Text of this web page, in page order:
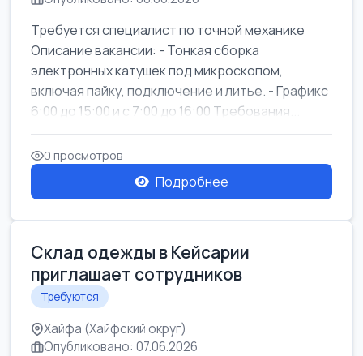
Требуется специалист по точной механике
Описание вакансии: - Тонкая сборка
электронных катушек под микроскопом,
включая пайку, подключение и литье. - Графикс
6:00 до 15:00 и с 7:00 до 16:00 Требования...
0 просмотров
Подробнее
Склад одежды в Кейсарии
приглашает сотрудников
Требуются
Хайфа (Хайфский округ)
Опубликовано: 07.06.2026